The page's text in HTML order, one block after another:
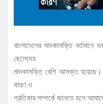
বাংলাদেশের মাদকাসক্তি
ছেলেদের
মাদকাসক্তি বেশি আসক্ত
কারণ ও
প্রতিকার সম্পর্কে জানতে হলে